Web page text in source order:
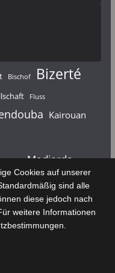
Bischof Bizerté
Fluss
Kairouan
Medjerda
Punier
Salzsee Sebkha
Sousse
Cookies auf unserer
sind alle
diese jedoch nach
weitere Informationen